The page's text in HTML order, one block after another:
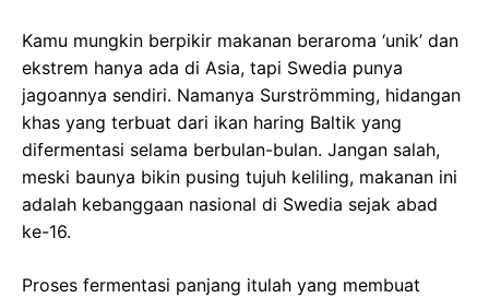
Kamu mungkin berpikir makanan beraroma ‘unik’ dan
ekstrem hanya ada di Asia, tapi Swedia punya
jagoannya sendiri. Namanya Surströmming, hidangan
khas yang terbuat dari ikan haring Baltik yang
difermentasi selama berbulan-bulan. Jangan salah,
meski baunya bikin pusing tujuh keliling, makanan ini
adalah kebanggaan nasional di Swedia sejak abad
ke-16.
Proses fermentasi panjang itulah yang membuat